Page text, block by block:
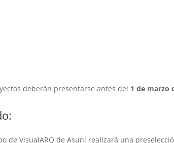
deberán presentarse antes del 1 de marzo
de VisualARQ de Asuni realizará una